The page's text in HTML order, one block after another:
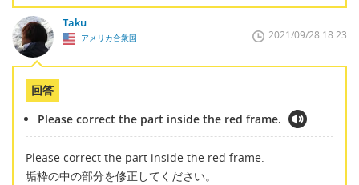
Taku
アメリカ合衆国 2021/09/28 18:23
回答
Please correct the part inside the red frame.
Please correct the part inside the red frame.
垢枠の中の部分を修正してください。